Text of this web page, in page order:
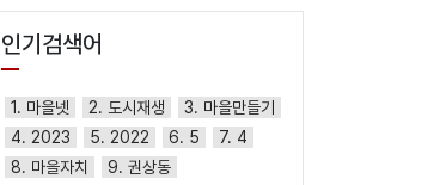
인기검색어
1. 마을넷 2. 도시재생
3. 마을만들기
4. 2023
5. 2022 6. 5
7. 4
8. 마을자치
9. 권상동